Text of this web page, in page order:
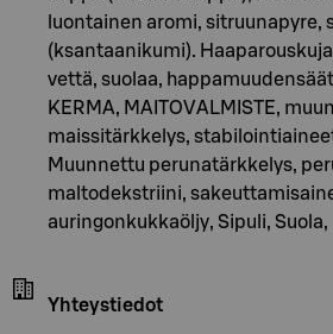
luontainen aromi, sitruunapyre,
(ksantaanikumi).
vettä, suolaa,
KERMA, MAITOVALMISTE,
maissitärkkelys,
Muunnettu perunatärkkelys,
maltodekstriini,
auringonkukkaöljy, Sipuli, Suola,
Yhteystiedot